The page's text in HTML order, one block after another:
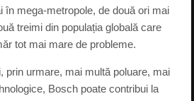
mega-metropole, de două ori mai
treimi din populația globală care
tot mai mare de probleme.
urmare, mai multă poluare, mai
Bosch poate contribui la